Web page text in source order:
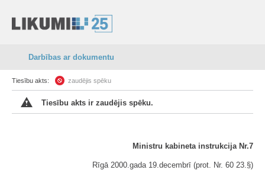
Darbības ar dokumentu
Tiesību akts: zaudējis spēku
Tiesību akts ir zaudējis spēku.
Ministru kabineta instrukcija Nr.7
Rīgā 2000.gada 19.decembrī (prot. Nr. 60 23.§)